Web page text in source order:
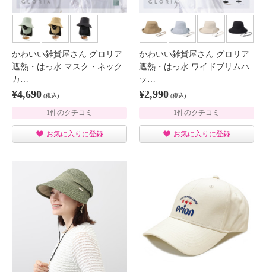
かわいい雑貨屋さん グロリア
遮熱・はっ水 マスク・ネック
カ…
¥4,690 (税込)
1件のクチコミ
お気に入りに登録
かわいい雑貨屋さん グロリア
遮熱・はっ水 ワイドブリムハ
ッ…
¥2,990 (税込)
1件のクチコミ
お気に入りに登録